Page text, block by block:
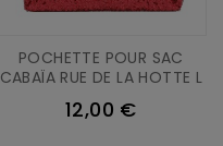
POCHETTE POUR SAC
CABAÏA RUE DE LA HOTTE L
12,00 €